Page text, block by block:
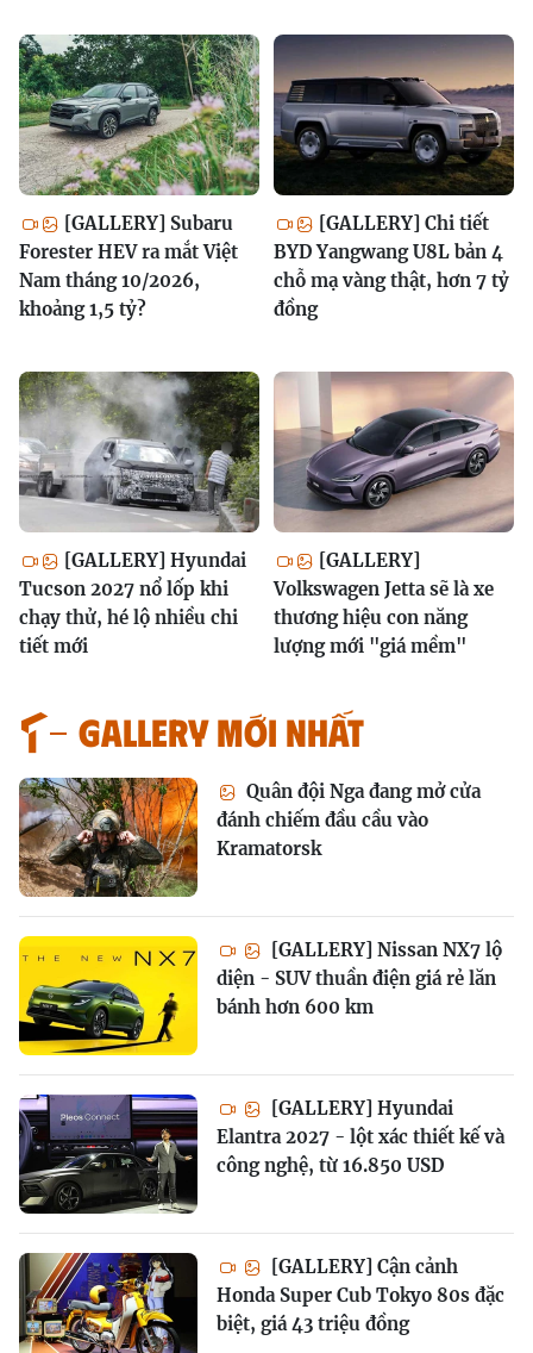
[GALLERY] Subaru
Forester HEV ra mắt Việt
Nam tháng 10/2026,
khoảng 1,5 tỷ?
[GALLERY] Chi tiết
BYD Yangwang U8L bản 4
chỗ mạ vàng thật, hơn 7 tỷ
đồng
[GALLERY] Hyundai
Tucson 2027 nổ lốp khi
chạy thử, hé lộ nhiều chi
tiết mới
[GALLERY]
Volkswagen Jetta sẽ là xe
thương hiệu con năng
lượng mới "giá mềm"
GALLERY MỚI NHẤT
Quân đội Nga đang mở cửa
đánh chiếm đầu cầu vào
Kramatorsk
[GALLERY] Nissan NX7 lộ
diện - SUV thuần điện giá rẻ lăn
bánh hơn 600 km
[GALLERY] Hyundai
Elantra 2027 - lột xác thiết kế và
công nghệ, từ 16.850 USD
[GALLERY] Cận cảnh
Honda Super Cub Tokyo 80s đặc
biệt, giá 43 triệu đồng